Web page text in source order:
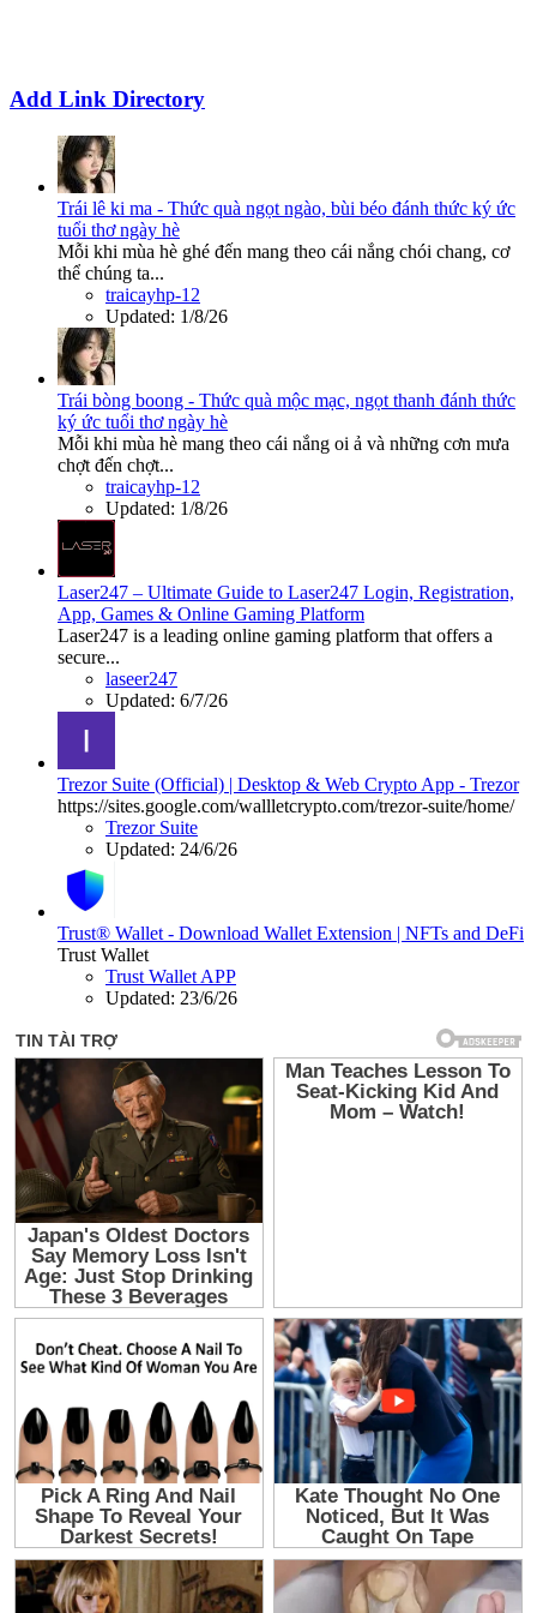
Add Link Directory
Trái lê ki ma - Thức quà ngọt ngào, bùi béo đánh thức ký ức
tuổi thơ ngày hè
Mỗi khi mùa hè ghé đến mang theo cái nắng chói chang, cơ
thể chúng ta...
traicayhp-12
Updated: 1/8/26
Trái bòng boong - Thức quà mộc mạc, ngọt thanh đánh thức
ký ức tuổi thơ ngày hè
Mỗi khi mùa hè mang theo cái nắng oi ả và những cơn mưa
chợt đến chợt...
traicayhp-12
Updated: 1/8/26
Laser247 – Ultimate Guide to Laser247 Login, Registration,
App, Games & Online Gaming Platform
Laser247 is a leading online gaming platform that offers a
secure...
laseer247
Updated: 6/7/26
Trezor Suite (Official) | Desktop & Web Crypto App - Trezor
https://sites.google.com/wallletcrypto.com/trezor-suite/home/
Trezor Suite
Updated: 24/6/26
Trust® Wallet - Download Wallet Extension | NFTs and DeFi
Trust Wallet
Trust Wallet APP
Updated: 23/6/26